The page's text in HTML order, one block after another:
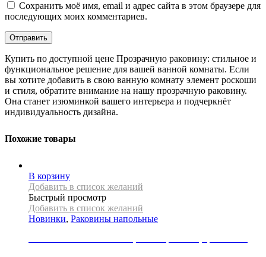
Сохранить моё имя, email и адрес сайта в этом браузере для
последующих моих комментариев.
Купить по доступной цене Прозрачную раковину: стильное и
функциональное решение для вашей ванной комнаты. Если
вы хотите добавить в свою ванную комнату элемент роскоши
и стиля, обратите внимание на нашу прозрачную раковину.
Она станет изюминкой вашего интерьера и подчеркнёт
индивидуальность дизайна.
Похожие товары
В корзину
Добавить в список желаний
Быстрый просмотр
Добавить в список желаний
Новинки, Раковины напольные